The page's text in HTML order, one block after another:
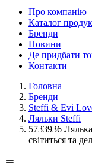
Про компанію
Каталог
Бренди
Новини
Де придбати
Контакти
Головна
Бренди
Steffi & Evi
Ляльки Steffi
5733936
світиться та